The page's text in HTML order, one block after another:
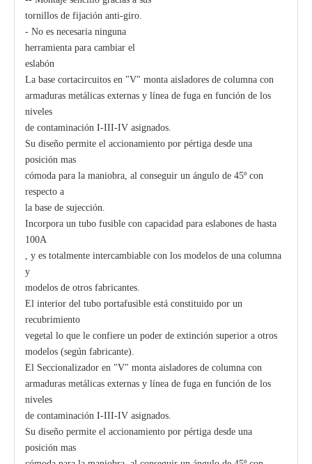
tornillos de fijación anti-giro.
- No es necesaria ninguna
herramienta para cambiar el
eslabón
La base cortacircuitos en "V" monta aisladores de columna con
armaduras metálicas externas y línea de fuga en función de los
niveles
de contaminación I-III-IV asignados.
Su diseño permite el accionamiento por pértiga desde una
posición mas
cómoda para la maniobra, al conseguir un ángulo de 45º con
respecto a
la base de sujección.
Incorpora un tubo fusible con capacidad para eslabones de hasta
100A
, y es totalmente intercambiable con los modelos de una columna
y
modelos de otros fabricantes.
El interior del tubo portafusible está constituido por un
recubrimiento
vegetal lo que le confiere un poder de extinción superior a otros
modelos (según fabricante).
El Seccionalizador en "V" monta aisladores de columna con
armaduras metálicas externas y línea de fuga en función de los
niveles
de contaminación I-III-IV asignados.
Su diseño permite el accionamiento por pértiga desde una
posición mas